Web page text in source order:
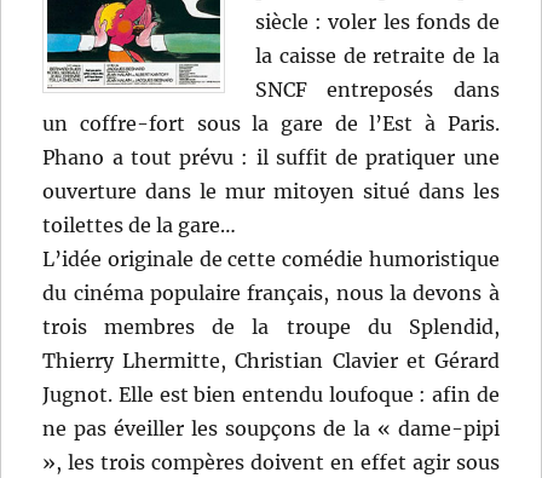
siècle : voler les fonds de
la caisse de retraite de la
SNCF entreposés dans
un coffre-fort sous la gare de l’Est à Paris.
Phano a tout prévu : il suffit de pratiquer une
ouverture dans le mur mitoyen situé dans les
toilettes de la gare…
L’idée originale de cette comédie humoristique
du cinéma populaire français, nous la devons à
trois membres de la troupe du Splendid,
Thierry Lhermitte, Christian Clavier et Gérard
Jugnot. Elle est bien entendu loufoque : afin de
ne pas éveiller les soupçons de la « dame-pipi
», les trois compères doivent en effet agir sous